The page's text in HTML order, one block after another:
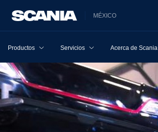
MÉXICO
Productos Servicios Acerca de Scania